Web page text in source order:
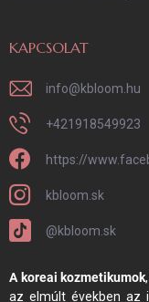
KAPCSOLAT
info@kbloom.hu
+421918549923
https://
kbloom.sk
@kbloom.sk
A koreai kozmetikumok
az elmúlt években az